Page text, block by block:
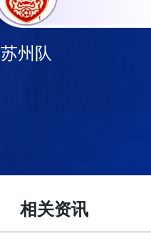
苏州队
相关资讯